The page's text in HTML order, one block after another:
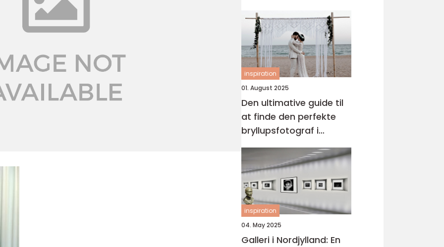
inspiration
01. August 2025
Den ultimative guide til
at finde den perfekte
bryllupsfotograf i
Fredericia
inspiration
04. May 2025
Galleri i Nordjylland: En